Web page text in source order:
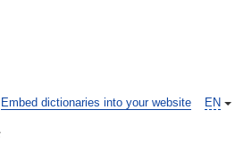
EN
Embed dictionaries into your website